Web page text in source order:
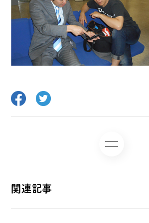
関連記事